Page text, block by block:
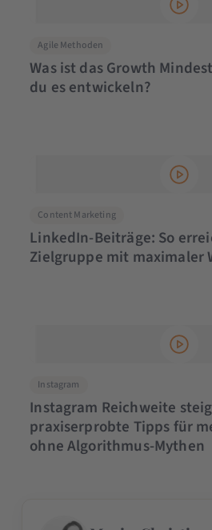
Agile Methoden
Was ist das Growth
du es entwickeln?
Content Marketing
LinkedIn-Beiträge: So
Zielgruppe mit maximaler
Instagram
Instagram Reichweite
praxiserprobte Tipps für
ohne Algorithmus-Mythen